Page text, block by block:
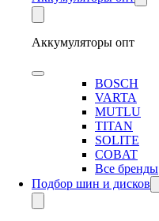
Аккумуляторы опт
BOSCH
VARTA
MUTLU
TITAN
SOLITE
COBAT
Все бренды
Подбор шин и дисков